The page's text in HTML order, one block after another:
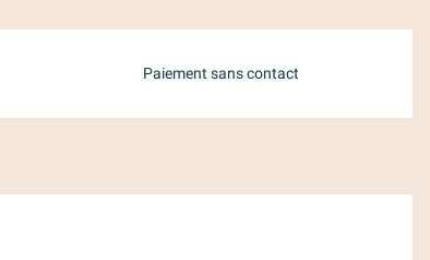
Paiement sans contact